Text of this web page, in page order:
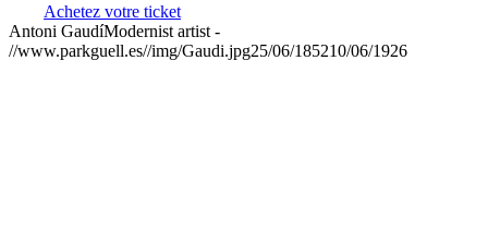
Achetez votre ticket
Antoni GaudíModernist artist -
//www.parkguell.es//img/Gaudi.jpg25/06/185210/06/1926